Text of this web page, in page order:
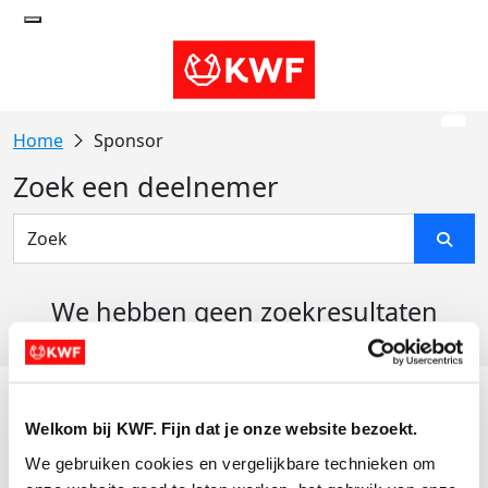
Welkom bij KWF. Fijn dat je onze website bezoekt.
We gebruiken cookies en vergelijkbare technieken om
Sponsor
Zoek een deelnemer
We hebben geen zoekresultaten
Actiematerialen
Evenementen